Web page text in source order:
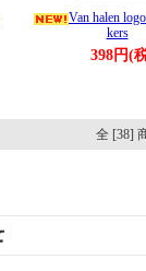
Van halen
kers
398円(
全 [38]